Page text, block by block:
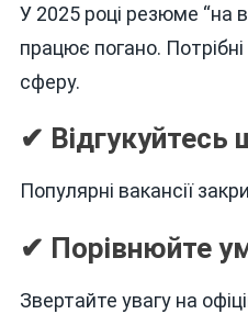
У 2025 році резюме “на
працює погано.
сферу.
✔ Відгукуйтесь
Популярні вакансії
✔ Порівнюйте
Звертайте увагу на